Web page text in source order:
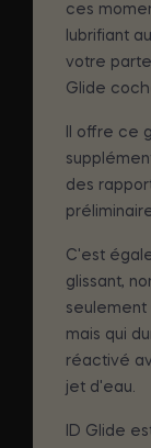
ces
lubrifiant
votre
Glide
Il offre ce
des
C'est
glissant,
seulement
mais qui
réactivé
jet d'eau.
ID Glide